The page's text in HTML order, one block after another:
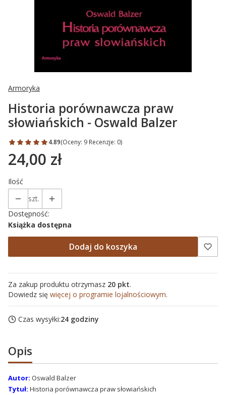
Armoryka
Historia porównawcza praw
słowiańskich - Oswald Balzer
4.89(Oceny: 9 Recenzje: 0)
Cena
24,00 zł
Ilość
szt.
Dostępność:
Książka dostępna
Dodaj do koszyka
Za zakup produktu otrzymasz 20 pkt.
Dowiedz się więcej o programie lojalnościowym.
Czas wysyłki:24 godziny
Opis
Autor: Oswald Balzer
Tytuł: Historia porównawcza praw słowiańskich